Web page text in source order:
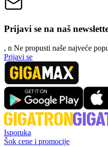
Prijavi se na naš
, n Ne propusti naše najveće
Prijavi se
Isporuka
Šok cene i promocije